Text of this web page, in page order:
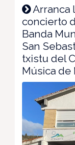
Arranca
concierto
Banda
San
txistu del
Música de